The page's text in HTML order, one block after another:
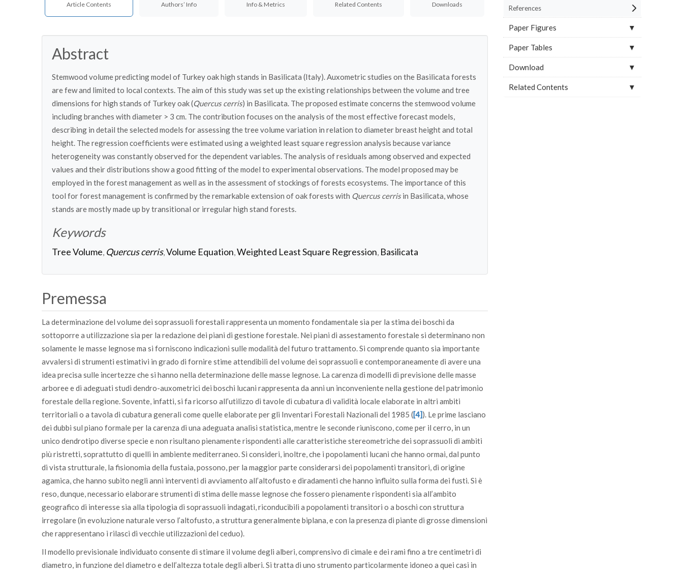
Article Contents Authors’ Info Info & Metrics Related Contents Downloads
Abstract
Stemwood volume predicting model of Turkey oak high stands in Basilicata (Italy). Auxometric studies on the Basilicata forests
are few and limited to local contexts. The aim of this study was set up the existing relationships between the volume and tree
dimensions for high stands of Turkey oak (Quercus cerris) in Basilicata. The proposed estimate concerns the stemwood volume
including branches with diameter > 3 cm. The contribution focuses on the analysis of the most effective forecast models,
describing in detail the selected models for assessing the tree volume variation in relation to diameter breast height and total
height. The regression coefficients were estimated using a weighted least square regression analysis because variance
heterogeneity was constantly observed for the dependent variables. The analysis of residuals among observed and expected
values and their distributions show a good fitting of the model to experimental observations. The model proposed may be
employed in the forest management as well as in the assessment of stockings of forests ecosystems. The importance of this
tool for forest management is confirmed by the remarkable extension of oak forests with Quercus cerrisin Basilicata, whose
stands are mostly made up by transitional or irregular high stand forests.
Keywords
Tree Volume, Quercus cerris,Volume Equation,Weighted Least Square Regression, Basilicata
Premessa
La determinazione del volume dei soprassuoli forestali rappresenta un momento fondamentale sia per la stima dei boschi da
sottoporre a utilizzazione sia per la redazione dei piani di gestione forestale. Nei piani di assestamento forestale si determinano non
solamente le masse legnose ma si forniscono indicazioni sulle modalità del futuro trattamento. Si comprende quanto sia importante
avvalersi di strumenti estimativi in grado di fornire stime attendibili del volume dei soprassuoli e contemporaneamente di avere una
idea precisa sulle incertezze che si hanno nella determinazione delle masse legnose. La carenza di modelli di previsione delle masse
arboree e di adeguati studi dendro-auxometrici dei boschi lucani rappresenta da anni un inconveniente nella gestione del patrimonio
forestale della regione. Sovente, infatti, si fa ricorso all’utilizzo di tavole di cubatura di validità locale elaborate in altri ambiti
territoriali o a tavola di cubatura generali come quelle elaborate per gli Inventari Forestali Nazionali del 1985 ([4]). Le prime lasciano
dei dubbi sul piano formale per la carenza di una adeguata analisi statistica, mentre le seconde riuniscono, come per il cerro, in un
unico dendrotipo diverse specie e non risultano pienamente rispondenti alle caratteristiche stereometriche dei soprassuoli di ambiti
più ristretti, soprattutto di quelli in ambiente mediterraneo. Si consideri, inoltre, che i popolamenti lucani che hanno ormai, dal punto
di vista strutturale, la fisionomia della fustaia, possono, per la maggior parte considerarsi dei popolamenti transitori, di origine
agamica, che hanno subito negli anni interventi di avviamento all’altofusto e diradamenti che hanno influito sulla forma dei fusti. Si è
reso, dunque, necessario elaborare strumenti di stima delle masse legnose che fossero pienamente rispondenti sia all’ambito
geografico di interesse sia alla tipologia di soprassuoli indagati, riconducibili a popolamenti transitori o a boschi con struttura
irregolare (in evoluzione naturale verso l’altofusto, a struttura generalmente biplana, e con la presenza di piante di grosse dimensioni
che rappresentano i rilasci di vecchie utilizzazioni del ceduo).
Il modello previsionale individuato consente di stimare il volume degli alberi, comprensivo di cimale e dei rami fino a tre centimetri di
diametro, in funzione del diametro e dell’altezza totale degli alberi. Si tratta di uno strumento particolarmente idoneo a quei casi in
References
Paper Figures
Paper Tables
Download
Related Contents